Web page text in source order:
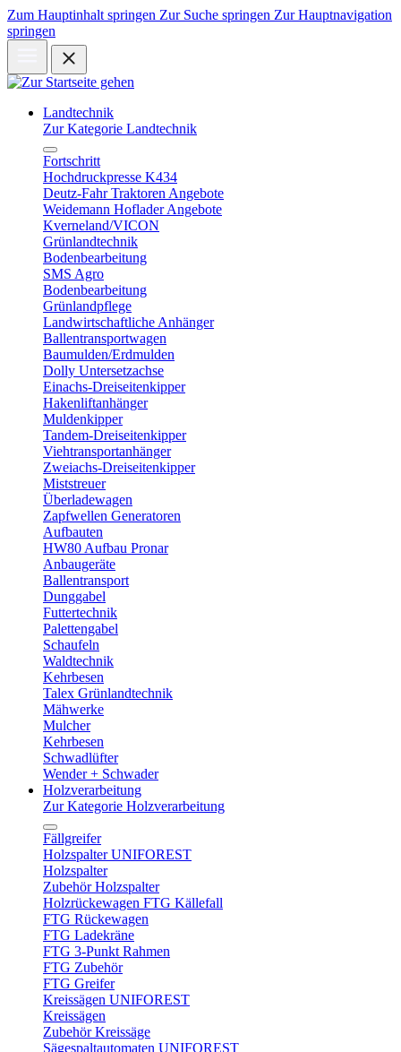
Zum Hauptinhalt springen Zur Suche springen Zur Hauptnavigation
springen
Landtechnik
Zur Kategorie Landtechnik
Fortschritt
Hochdruckpresse K434
Deutz-Fahr Traktoren Angebote
Weidemann Hoflader Angebote
Kverneland/VICON
Grünlandtechnik
Bodenbearbeitung
SMS Agro
Bodenbearbeitung
Grünlandpflege
Landwirtschaftliche Anhänger
Ballentransportwagen
Baumulden/Erdmulden
Dolly Untersetzachse
Einachs-Dreiseitenkipper
Hakenliftanhänger
Muldenkipper
Tandem-Dreiseitenkipper
Viehtransportanhänger
Zweiachs-Dreiseitenkipper
Miststreuer
Überladewagen
Zapfwellen Generatoren
Aufbauten
HW80 Aufbau Pronar
Anbaugeräte
Ballentransport
Dunggabel
Futtertechnik
Palettengabel
Schaufeln
Waldtechnik
Kehrbesen
Talex Grünlandtechnik
Mähwerke
Mulcher
Kehrbesen
Schwadlüfter
Wender + Schwader
Holzverarbeitung
Zur Kategorie Holzverarbeitung
Fällgreifer
Holzspalter UNIFOREST
Holzspalter
Zubehör Holzspalter
Holzrückewagen FTG Källefall
FTG Rückewagen
FTG Ladekräne
FTG 3-Punkt Rahmen
FTG Zubehör
FTG Greifer
Kreissägen UNIFOREST
Kreissägen
Zubehör Kreissäge
Sägespaltautomaten UNIFOREST